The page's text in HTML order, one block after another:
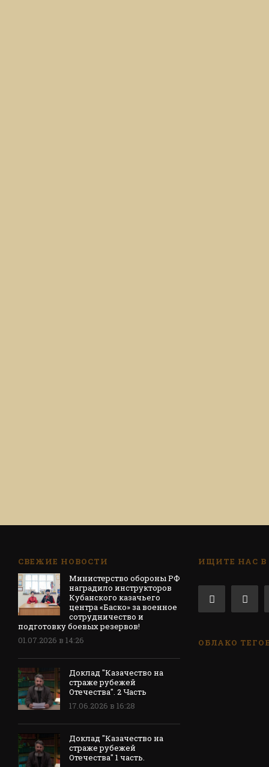
СВЕЖИЕ НОВОСТИ
Министерство обороны РФ
наградило инструкторов
Кубанского казачьего
центра «Баско» за военное
сотрудничество и
подготовку боевых резервов!
01.07.2026 в 14:26
Доклад "Казачество на
страже рубежей
Отечества". 2 Часть
17.06.2026 в 16:28
Доклад "Казачество на
страже рубежей
Отечества" 1 часть.
ИЩИТЕ НАС В
ОБЛАКО